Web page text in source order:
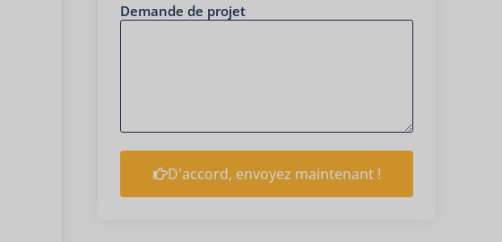
Demande de projet
D'accord, envoyez maintenant !